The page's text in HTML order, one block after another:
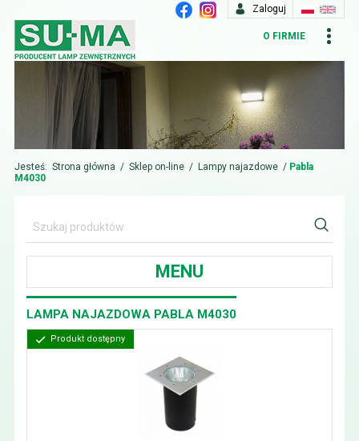
Zaloguj
O FIRMIE
Jesteś: Strona główna / Sklep on-line / Lampy najazdowe / Pabla
M4030
MENU
LAMPA NAJAZDOWA PABLA M4030
Produkt dostępny